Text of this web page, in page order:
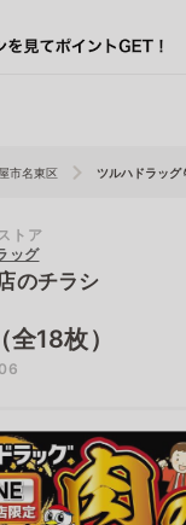
市名東区 ツルハドラッグ
トア
ッグ
のチラシ
18枚）